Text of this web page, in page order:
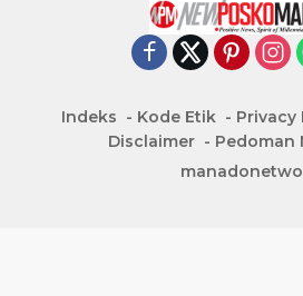
Indeks Kode Etik Privacy
Disclaimer
Pedoman